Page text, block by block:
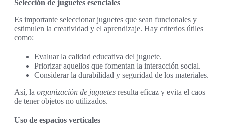
Selección de juguetes esenciales
Es importante seleccionar juguetes que sean funcionales y
estimulen la creatividad y el aprendizaje. Hay criterios útiles
como:
Evaluar la calidad educativa del juguete.
Priorizar aquellos que fomentan la interacción social.
Considerar la durabilidad y seguridad de los materiales.
Así, la organización de juguetes resulta eficaz y evita el caos
de tener objetos no utilizados.
Uso de espacios verticales